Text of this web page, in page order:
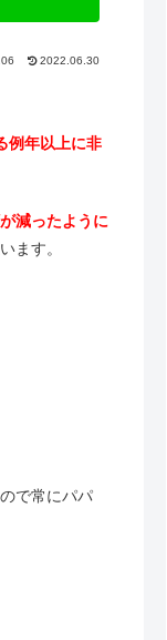
2022.06.30
例年以上に非
減ったように
ます。
で常にパパ